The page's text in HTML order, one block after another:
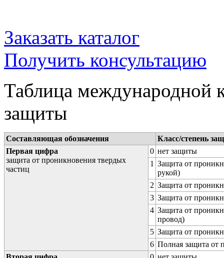
Заказать каталог
Получить консультацию
Таблица международной
защиты
Составляющая обозначения
Класс/степень
Первая цифра
защита от проникновения твердых
частиц
0 нет защиты
1 Защита от
рукой)
2 Защита от
3 Защита от
4 Защита от
провод)
5 Защита от
6 Полная защита от